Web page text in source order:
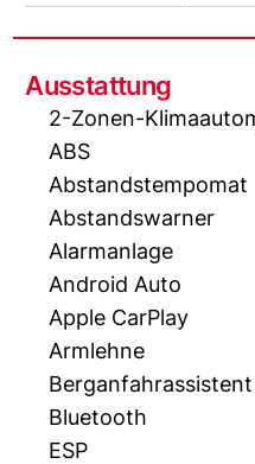
Ausstattung
2-Zonen-
ABS
Abstandstempomat
Abstandswarner
Alarmanlage
Android Auto
Apple CarPlay
Armlehne
Berganfahrassistent
Bluetooth
ESP